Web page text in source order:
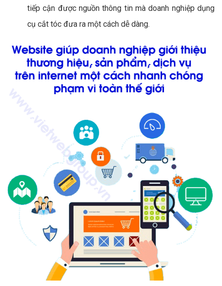
tiếp cận được nguồn thông tin mà doanh nghiệp dụng
cụ cắt tóc đưa ra một cách dễ dàng.